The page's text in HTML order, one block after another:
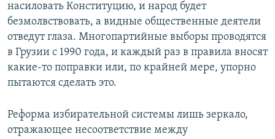
насиловать Конституцию, и народ будет
безмолвствовать, а видные общественные деятели
отведут глаза. Многопартийные выборы проводятся
в Грузии с 1990 года, и каждый раз в правила вносят
какие-то поправки или, по крайней мере, упорно
пытаются сделать это.
Реформа избирательной системы лишь зеркало,
отражающее несоответствие между